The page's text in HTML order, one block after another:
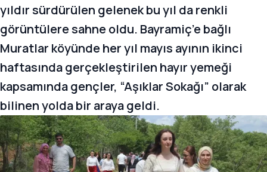
yıldır sürdürülen gelenek bu yıl da renkli
görüntülere sahne oldu. Bayramiç’e bağlı
Muratlar köyünde her yıl mayıs ayının ikinci
haftasında gerçekleştirilen hayır yemeği
kapsamında gençler, “Aşıklar Sokağı” olarak
bilinen yolda bir araya geldi.